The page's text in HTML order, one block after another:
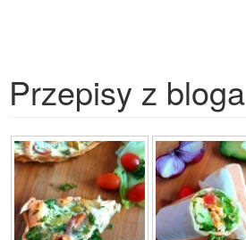
Przepisy z bloga